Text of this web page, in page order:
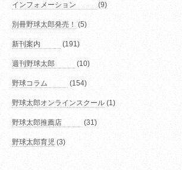
インフォメーション (9)
別冊野球太郎発売！ (5)
新刊案内 (191)
週刊野球太郎 (10)
野球コラム (154)
野球太郎オンラインスクール (1)
野球太郎推薦店 (31)
野球太郎育児 (3)